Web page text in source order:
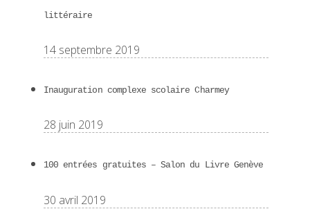
littéraire
14 septembre 2019
Inauguration complexe scolaire Charmey
28 juin 2019
100 entrées gratuites – Salon du Livre Genève
30 avril 2019